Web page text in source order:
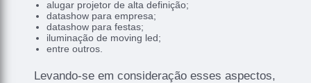
alugar projetor de alta definição;
datashow para empresa;
datashow para festas;
iluminação de moving led;
entre outros.
Levando-se em consideração esses aspectos,